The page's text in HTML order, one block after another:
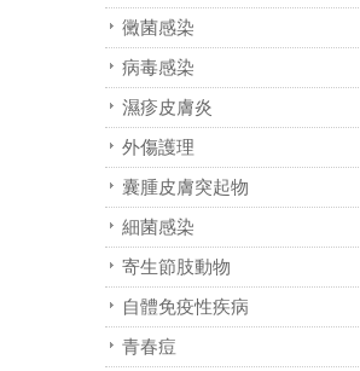
黴菌感染
病毒感染
濕疹皮膚炎
外傷護理
囊腫皮膚突起物
細菌感染
寄生節肢動物
自體免疫性疾病
青春痘